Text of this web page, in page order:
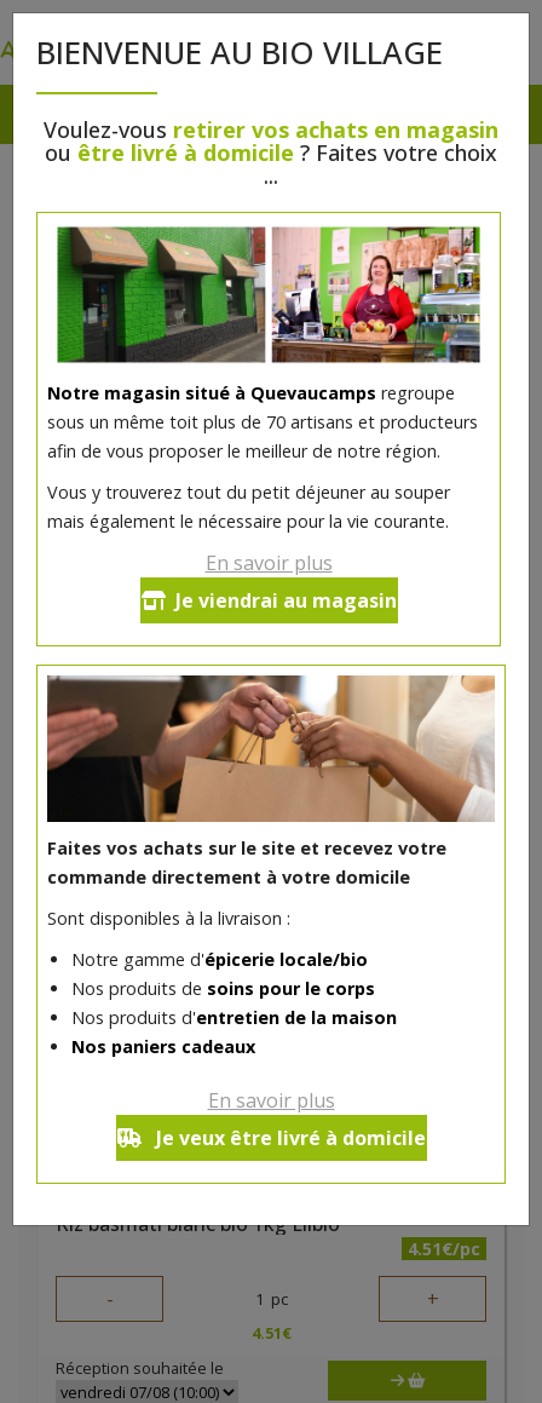
BIENVENUE AU BIO VILLAGE
Voulez-vous retirer vos achats en magasin
ou être livré à domicile ? Faites votre choix
...
Notre magasin situé à Quevaucamps regroupe
sous un même toit plus de 70 artisans et producteurs
afin de vous proposer le meilleur de notre région.
Vous y trouverez tout du petit déjeuner au souper
mais également le nécessaire pour la vie courante.
En savoir plus
Je viendrai au magasin
Faites vos achats sur le site et recevez votre
commande directement à votre domicile
Sont disponibles à la livraison :
Notre gamme d'épicerie locale/bio
Nos produits de soins pour le corps
Nos produits d'entretien de la maison
Nos paniers cadeaux
En savoir plus
Je veux être livré à domicile
Riz arborio bio 500g
- 1 +
4.9€
Réception souhaitée le
DANS LA MÊME CATÉGORIE ...
Riz basmati blanc bio 1kg Elibio
4.51€/pc
- 1 pc +
4.51€
Réception souhaitée le